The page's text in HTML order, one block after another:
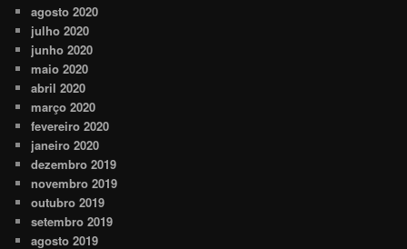
agosto 2020
julho 2020
junho 2020
maio 2020
abril 2020
março 2020
fevereiro 2020
janeiro 2020
dezembro 2019
novembro 2019
outubro 2019
setembro 2019
agosto 2019